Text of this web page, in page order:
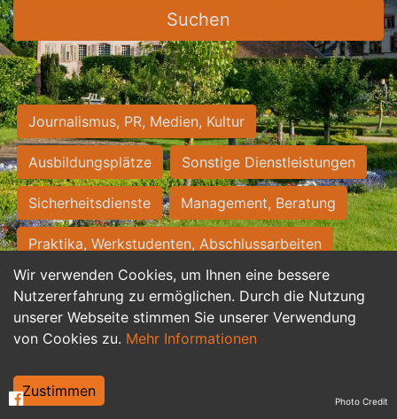
Wir verwenden Cookies, um Ihnen eine bessere
Nutzererfahrung zu ermöglichen. Durch die Nutzung
unserer Webseite stimmen Sie unserer Verwendung
von Cookies zu. Mehr Informationen
Zustimmen
Suchen
Journalismus, PR, Medien, Kultur
Ausbildungsplätze Sonstige Dienstleistungen
Sicherheitsdienste Management, Beratung
Praktika, Werkstudenten, Abschlussarbeiten
Personalwesen Assistenz, Sekretariat
Hilfskräfte, Aushilfs- und Nebenjobs
Weiterbildung, Studium, duale Ausbildung Photo Credit